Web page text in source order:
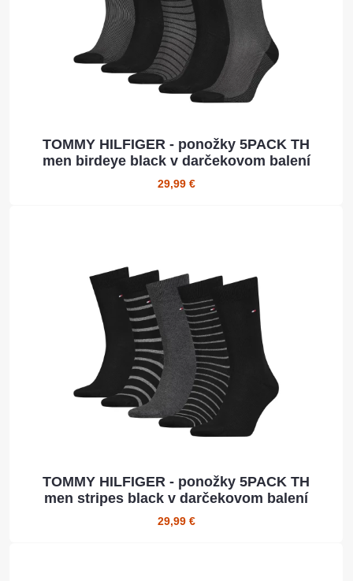
TOMMY HILFIGER - ponožky 5PACK TH
men birdeye black v darčekovom balení
29,99 €
TOMMY HILFIGER - ponožky 5PACK TH
men stripes black v darčekovom balení
29,99 €